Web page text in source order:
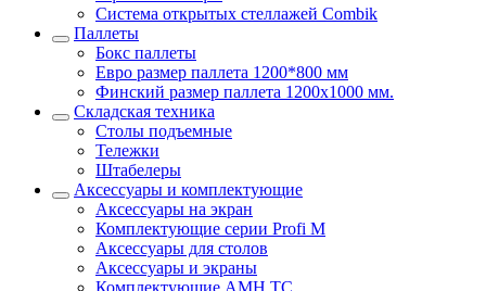
Система открытых стеллажей Combik
Паллеты
Бокс паллеты
Евро размер паллета 1200*800 мм
Финский размер паллета 1200х1000 мм.
Складская техника
Столы подъемные
Тележки
Штабелеры
Аксессуары и комплектующие
Аксессуары на экран
Комплектующие серии Profi M
Аксессуары для столов
Аксессуары и экраны
Комплектующие AMH TC